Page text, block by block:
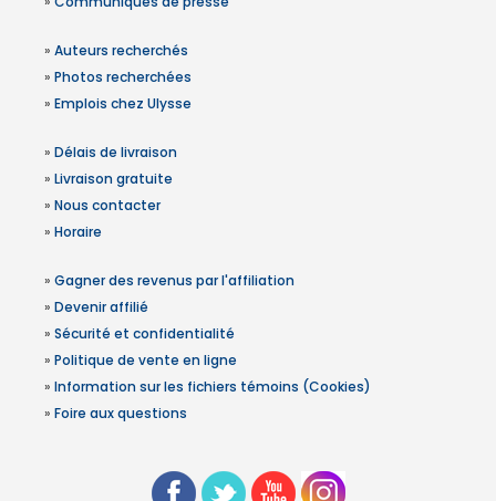
» Auteurs recherchés
» Photos recherchées
» Emplois chez Ulysse
» Délais de livraison
» Livraison gratuite
» Nous contacter
» Horaire
» Gagner des revenus par l'affiliation
» Devenir affilié
» Sécurité et confidentialité
» Politique de vente en ligne
» Information sur les fichiers témoins (Cookies)
» Foire aux questions